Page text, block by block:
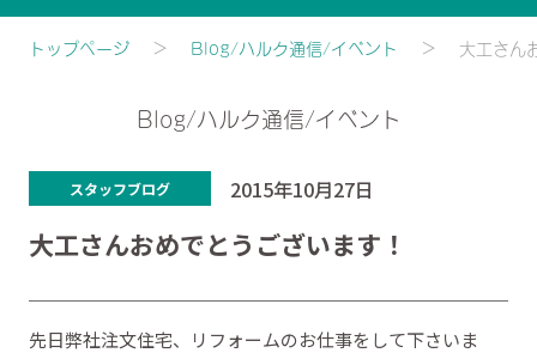
トップページ Blog/ハルク通信/イベント 大工さん
Blog/ハルク通信/イベント
スタッフブログ 2015年10月27日
大工さんおめでとうございます！
先日弊社注文住宅、リフォームのお仕事をして下さいま